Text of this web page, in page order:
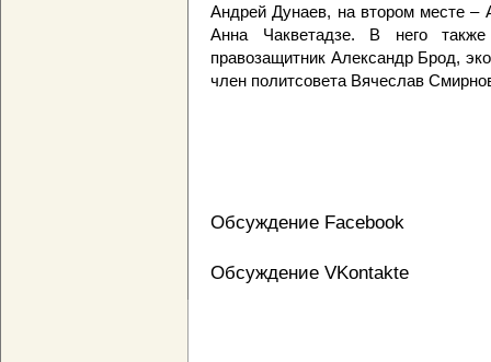
Андрей Дунаев, на втором месте –
Анна Чакветадзе. В него
правозащитник Александр Брод,
член политсовета Вячеслав
Обсуждение Facebook
Обсуждение VKontakte